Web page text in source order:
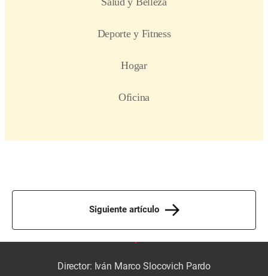
Siguiente artículo
Director: Iván Marco Slocovich Pardo